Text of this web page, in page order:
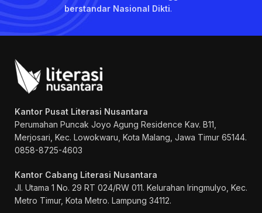
berstandar Nasional Dikti.
Kantor Pusat Literasi Nusantara
Perumahan Puncak Joyo Agung Residence Kav. B11,
Merjosari, Kec. Lowokwaru, Kota Malang, Jawa Timur 65144.
0858-8725-4603
Kantor Cabang Literasi Nusantara
Jl. Utama 1 No. 29 RT 024/RW 011. Kelurahan Iringmulyo, Kec.
Metro Timur, Kota Metro. Lampung 34112.